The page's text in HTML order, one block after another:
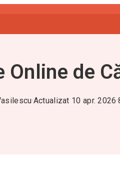
Online de
·Actualizat 10 apr. 2026·